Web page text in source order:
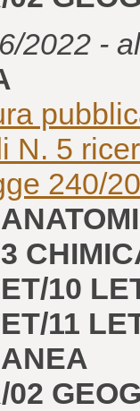
2022 -
N. 5
240/
10
11
02